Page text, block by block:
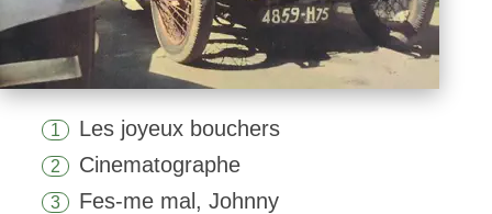
1 Les joyeux bouchers
2 Cinematographe
3 Fes-me mal, Johnny